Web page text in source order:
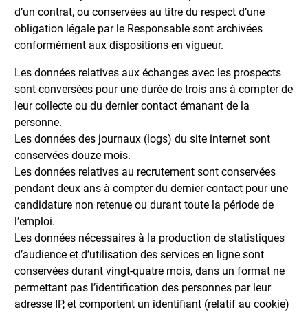
d’un contrat, ou conservées au titre du respect d’une
obligation légale par le Responsable sont archivées
conformément aux dispositions en vigueur.
Les données relatives aux échanges avec les prospects
sont conversées pour une durée de trois ans à compter de
leur collecte ou du dernier contact émanant de la
personne.
Les données des journaux (logs) du site internet sont
conservées douze mois.
Les données relatives au recrutement sont conservées
pendant deux ans à compter du dernier contact pour une
candidature non retenue ou durant toute la période de
l’emploi.
Les données nécessaires à la production de statistiques
d’audience et d’utilisation des services en ligne sont
conservées durant vingt-quatre mois, dans un format ne
permettant pas l’identification des personnes par leur
adresse IP, et comportent un identifiant (relatif au cookie)